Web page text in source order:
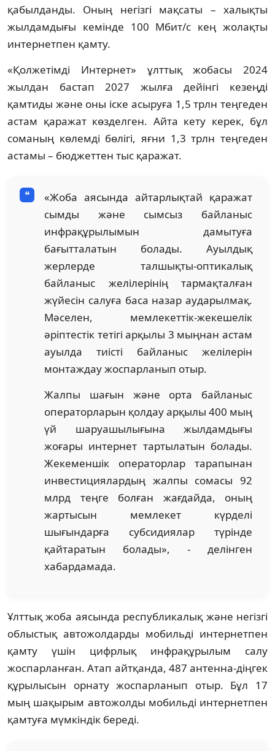
қабылданды. Оның негізгі мақсаты – халықты
жылдамдығы кемінде 100 Мбит/с кең жолақты
интернетпен қамту.
«Қолжетімді Интернет» ұлттық жобасы 2024
жылдан бастап 2027 жылға дейінгі кезеңді
қамтиды және оны іске асыруға 1,5 трлн теңгеден
астам қаражат көзделген. Айта кету керек, бұл
соманың көлемді бөлігі, яғни 1,3 трлн теңгеден
астамы – бюджеттен тыс қаражат.
«Жоба аясында айтарлықтай қаражат
сымды және сымсыз байланыс
инфрақұрылымын дамытуға
бағытталатын болады. Ауылдық
жерлерде талшықты-оптикалық
байланыс желілерінің тармақталған
жүйесін салуға баса назар аударылмақ.
Мәселен, мемлекеттік-жекешелік
әріптестік тетігі арқылы 3 мыңнан астам
ауылда тиісті байланыс желілерін
монтаждау жоспарланып отыр.
Жалпы шағын және орта байланыс
операторларын қолдау арқылы 400 мың
үй шаруашылығына жылдамдығы
жоғары интернет тартылатын болады.
Жекеменшік операторлар тарапынан
инвестициялардың жалпы сомасы 92
млрд теңге болған жағдайда, оның
жартысын мемлекет күрделі
шығындарға субсидиялар түрінде
қайтаратын болады», - делінген
хабардамада.
Ұлттық жоба аясында республикалық және негізгі
облыстық автожолдарды мобильді интернетпен
қамту үшін цифрлық инфрақұрылым салу
жоспарланған. Атап айтқанда, 487 антенна-діңгек
құрылысын орнату жоспарланып отыр. Бұл 17
мың шақырым автожолды мобильді интернетпен
қамтуға мүмкіндік береді.